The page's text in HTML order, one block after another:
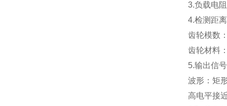
3.负载电
4.检测距
齿轮模数
齿轮材料
5.输出信
波形：矩
高电平接